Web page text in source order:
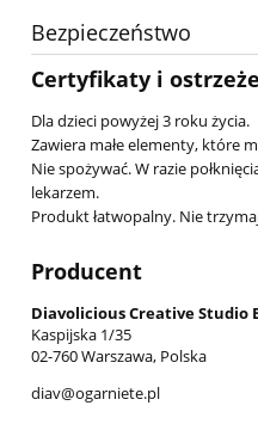
Bezpieczeństwo
Certyfikaty i
Dla dzieci powyżej 3 roku życia.
Zawiera małe elementy, które
Nie spożywać. W razie
lekarzem.
Produkt łatwopalny. Nie
Producent
Diavolicious Creative Studio
Kaspijska 1/35
02-760 Warszawa, Polska
diav@ogarniete.pl